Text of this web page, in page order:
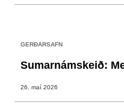
GERÐARSAFN
Sumarnámskeið:
26. maí 2026